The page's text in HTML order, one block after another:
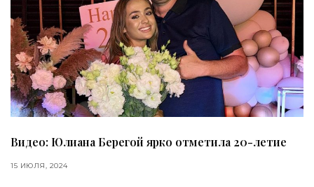
Видео: Юлиана Берегой ярко отметила 20-летие
15 ИЮЛЯ, 2024